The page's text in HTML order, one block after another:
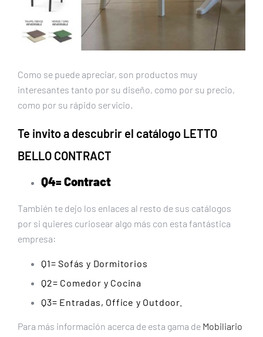
Como se puede apreciar, son productos muy
interesantes tanto por su diseño, como por su precio,
como por su rápido servicio.
Te invito a descubrir el catálogo LETTO
BELLO CONTRACT
Q4= Contract
También te dejo los enlaces al resto de sus catálogos
por si quieres curiosear algo más con esta fantástica
empresa:
Q1= Sofás y Dormitorios
Q2= Comedor y Cocina
Q3= Entradas, Office y Outdoor.
Para más información acerca de esta gama de Mobiliario